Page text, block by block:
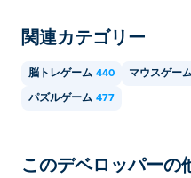
す。
Mummy's Path
デスクトップでプレ
す。
関連カテゴリー
脳トレゲーム 440 マウスゲー
パズルゲーム 477
このデベロッパーの